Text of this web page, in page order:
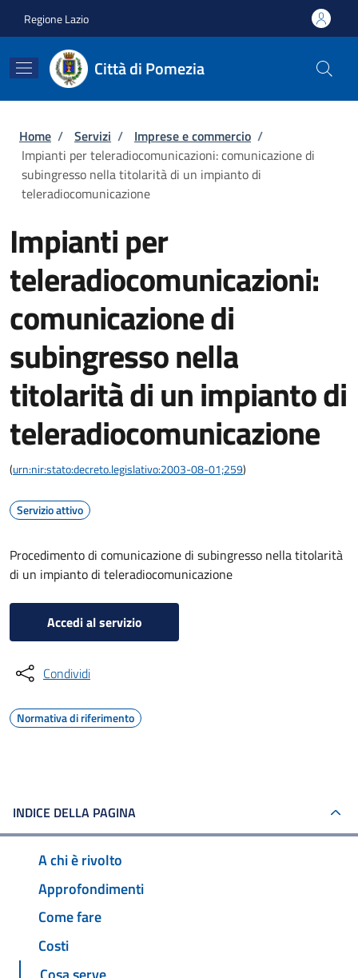
Regione Lazio
Città di Pomezia
Briciole di pane
Home / Servizi / Imprese e commercio /
Impianti per teleradiocomunicazioni: comunicazione di
subingresso nella titolarità di un impianto di
teleradiocomunicazione
Impianti per
teleradiocomunicazioni:
comunicazione di
subingresso nella
titolarità di un impianto di
teleradiocomunicazione
(urn:nir:stato:decreto.legislativo:2003-08-01;259)
Servizio attivo
Procedimento di comunicazione di subingresso nella titolarità
di un impianto di teleradiocomunicazione
Accedi al servizio
Condividi
Normativa di riferimento
INDICE DELLA PAGINA
A chi è rivolto
Approfondimenti
Come fare
Costi